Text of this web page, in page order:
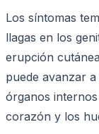
Los síntomas
llagas en los
erupción
puede avanzar
órganos
corazón y los